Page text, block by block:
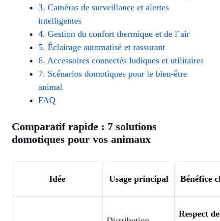
3. Caméras de surveillance et alertes
intelligentes
4. Gestion du confort thermique et de l’air
5. Éclairage automatisé et rassurant
6. Accessoires connectés ludiques et utilitaires
7. Scénarios domotiques pour le bien-être
animal
FAQ
Comparatif rapide : 7 solutions
domotiques pour vos animaux
Idée Usage principal Bénéfice
Respect